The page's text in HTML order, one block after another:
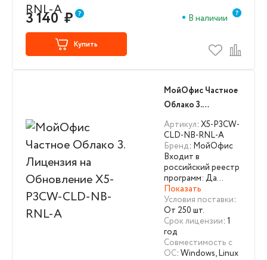
3 140 ₽ В наличии
Купить
МойОфис Частное
Облако 3.
Лицензия на
Обновление X5-
P3CW-CLD-NB-
RNL-A
Артикул: X5-P3CW-
CLD-NB-RNL-A
Бренд: МойОфис
Входит в
российский реестр
программ: Да…
Показать
Условия поставки:
От 250 шт.
Срок лицензии: 1
год
Совместимость с
ОС: Windows, Linux